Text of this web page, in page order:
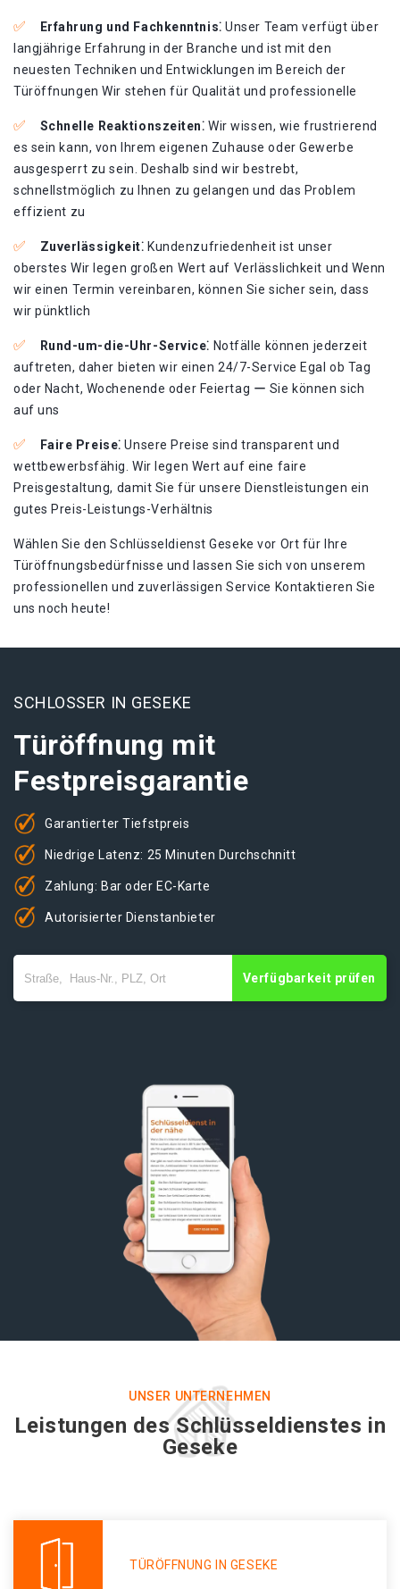
Erfahrung und Fachkenntnis⁚ Unser Team verfügt über
langjährige Erfahrung in der Branche und ist mit den
neuesten Techniken und Entwicklungen im Bereich der
Türöffnungen Wir stehen für Qualität und professionelle
Schnelle Reaktionszeiten⁚ Wir wissen, wie frustrierend
es sein kann, von Ihrem eigenen Zuhause oder Gewerbe
ausgesperrt zu sein. Deshalb sind wir bestrebt,
schnellstmöglich zu Ihnen zu gelangen und das Problem
effizient zu
Zuverlässigkeit⁚ Kundenzufriedenheit ist unser
oberstes Wir legen großen Wert auf Verlässlichkeit und Wenn
wir einen Termin vereinbaren, können Sie sicher sein, dass
wir pünktlich
Rund-um-die-Uhr-Service⁚ Notfälle können jederzeit
auftreten, daher bieten wir einen 24/7-Service Egal ob Tag
oder Nacht, Wochenende oder Feiertag ー Sie können sich
auf uns
Faire Preise⁚ Unsere Preise sind transparent und
wettbewerbsfähig. Wir legen Wert auf eine faire
Preisgestaltung, damit Sie für unsere Dienstleistungen ein
gutes Preis-Leistungs-Verhältnis
Wählen Sie den Schlüsseldienst Geseke vor Ort für Ihre
Türöffnungsbedürfnisse und lassen Sie sich von unserem
professionellen und zuverlässigen Service Kontaktieren Sie
uns noch heute!
SCHLOSSER IN GESEKE
Türöffnung mit
Festpreisgarantie
Garantierter Tiefstpreis
Niedrige Latenz: 25 Minuten Durchschnitt
Zahlung: Bar oder EC-Karte
Autorisierter Dienstanbieter
Verfügbarkeit prüfen
UNSER UNTERNEHMEN
Leistungen des Schlüsseldienstes in
Geseke
TÜRÖFFNUNG IN GESEKE